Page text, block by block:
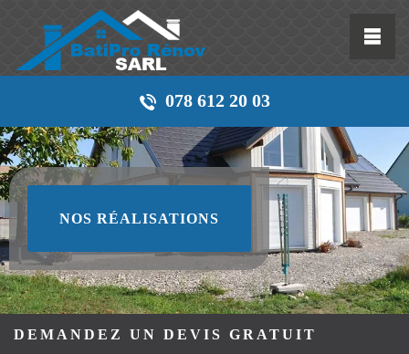
078 612 20 03
NOS RÉALISATIONS
DEMANDEZ UN DEVIS GRATUIT